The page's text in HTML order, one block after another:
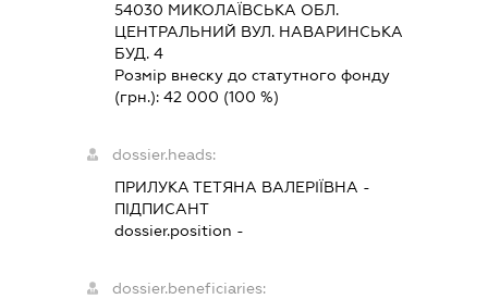
54030 МИКОЛАЇВСЬКА ОБЛ.
ЦЕНТРАЛЬНИЙ ВУЛ. НАВАРИНСЬКА
БУД. 4
Розмір внеску до статутного фонду
(грн.):42 000 (100 %)
dossier.heads:
ПРИЛУКА ТЕТЯНА ВАЛЕРІЇВНА -
ПІДПИСАНТ
dossier.position -
dossier.beneficiaries: